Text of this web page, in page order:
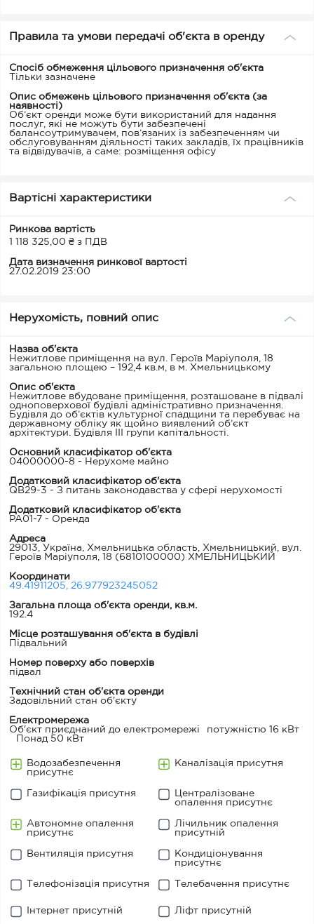
Правила та умови передачі об'єкта в оренду
Спосіб обмеження цільового призначення об'єкта
Тільки зазначене
Опис обмежень цільового призначення об'єкта (за
наявності)
Об’єкт оренди може бути використаний для надання
послуг, які не можуть бути забезпечені
балансоутримувачем, пов’язаних із забезпеченням чи
обслуговуванням діяльності таких закладів, їх працівників
та відвідувачів, а саме: розміщення офісу
Вартісні характеристики
Ринкова вартість
1 118 325,00 ₴ з ПДВ
Дата визначення ринкової вартості
27.02.2019 23:00
Нерухомість, повний опис
Назва об'єкта
Нежитлове приміщення на вул. Героїв Маріуполя, 18
загальною площею – 192,4 кв.м, в м. Хмельницькому
Опис об'єкта
Нежитлове вбудоване приміщення, розташоване в підвалі
одноповерхової будівлі адміністративно призначення.
Будівля до об’єктів культурної спадщини та перебуває на
державному обліку як щойно виявлений об’єкт
архітектури. Будівля ІІІ групи капітальності.
Основний класифікатор об'єкта
04000000-8 - Нерухоме майно
Додатковий класифікатор об'єкта
QB29-3 - З питань законодавства у сфері нерухомості
Додатковий класифікатор об'єкта
PA01-7 - Оренда
Адреса
29013, Україна, Хмельницька область, Хмельницький, вул.
Героїв Маріуполя, 18 (6810100000) ХМЕЛЬНИЦЬКИЙ
Координати
49.41911205, 26.977923245052
Загальна площа об'єкта оренди, кв.м.
192.4
Місце розташування об'єкта в будівлі
Підвальний
Номер поверху або поверхів
підвал
Технічний стан об'єкта оренди
Задовільний стан об'єкту
Електромережа
Об'єкт приєднаний до електромережі
потужністю 16 кВт
Понад 50 кВт
Водозабезпечення
присутнє
Каналізація присутня
Газифікація присутня
Централізоване
опалення присутнє
Автономне опалення
присутнє
Лічильник опалення
присутній
Вентиляція присутня
Кондиціонування
присутнє
Телефонізація присутня Телебачення присутнє
Інтернет присутній Ліфт присутній